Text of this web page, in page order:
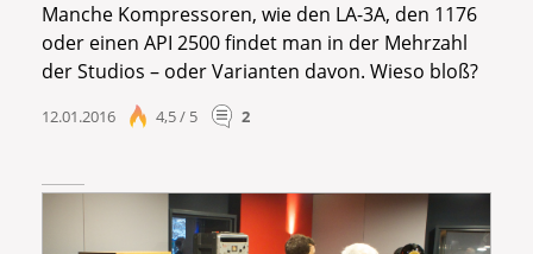
Manche Kompressoren, wie den LA-3A, den 1176
oder einen API 2500 findet man in der Mehrzahl
der Studios – oder Varianten davon. Wieso bloß?
12.01.2016 4,5 / 5 2